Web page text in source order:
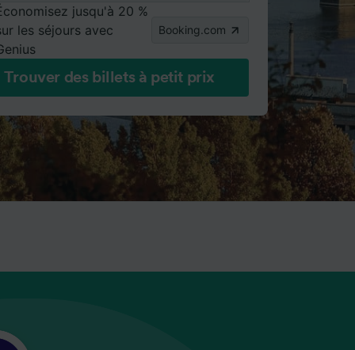
jusqu'à 20 %
les séjours avec
Booking.com
Trouver des billets à petit prix